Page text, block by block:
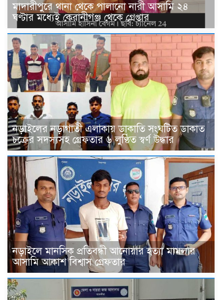
মাদারীপুরে থানা থেকে পালানো নারী আসামি ২৪
ঘণ্টার মধ্যেই কেরানীগঞ্জ থেকে গ্রেপ্তার
নড়াইলের নড়াগাতী এলাকায় ডাকাতি সংঘটিত ডাকাত
চক্রের সদস্যসহ গ্রেফতার ৬ লুণ্ঠিত স্বর্ণ উদ্ধার
নড়াইলে মানসিক প্রতিবন্ধী আনোয়ার হত্যা মামলার
আসামি আকাশ বিশ্বাস গ্রেফতার